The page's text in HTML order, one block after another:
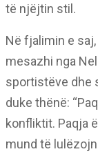
të njëjtin stil.
Në fjalimin e
mesazhi nga
sportistëve dhe
duke thënë:
konfliktit. Paqja
mund të